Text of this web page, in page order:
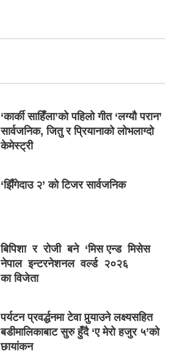
‘कार्की साहिँला’को पहिलो गीत ‘लग्यौ परान’
सार्वजनिक, जितु र प्रियानाको लोभलाग्दो
केमेस्ट्री
‘झिँगेदाउ २’ को टिजर सार्वजनिक
बिपिशा र रोजी बने ‘मिस एन्ड मिसेस
नेपाल इन्टरनेशनल वर्ल्ड २०२६
का विजेता
पर्यटन प्रवर्द्धनमा टेवा पुर्‍याउने लक्ष्यसहित
बडीमालिकाबाट सुरु हुँदै ‘ए मेरो हजुर ५’को
छायांकन